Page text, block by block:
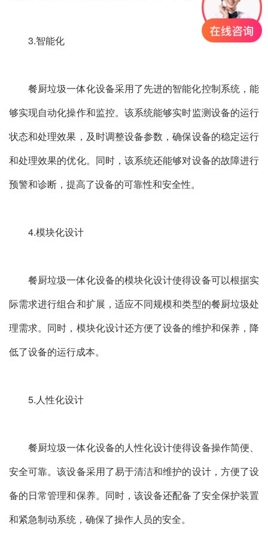
3.智能化
餐厨垃圾一体化设备采用了先进的智能化控制系统，能
够实现自动化操作和监控。该系统能够实时监测设备的运行
状态和处理效果，及时调整设备参数，确保设备的稳定运行
和处理效果的优化。同时，该系统还能够对设备的故障进行
预警和诊断，提高了设备的可靠性和安全性。
4.模块化设计
餐厨垃圾一体化设备的模块化设计使得设备可以根据实
际需求进行组合和扩展，适应不同规模和类型的餐厨垃圾处
理需求。同时，模块化设计还方便了设备的维护和保养，降
低了设备的运行成本。
5.人性化设计
餐厨垃圾一体化设备的人性化设计使得设备操作简便、
安全可靠。该设备采用了易于清洁和维护的设计，方便了设
备的日常管理和保养。同时，该设备还配备了安全保护装置
和紧急制动系统，确保了操作人员的安全。